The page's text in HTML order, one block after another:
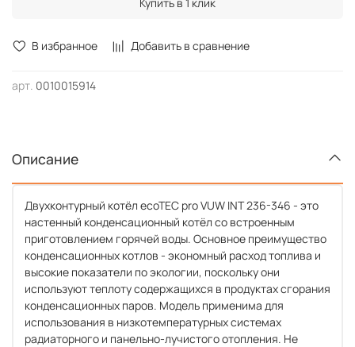
В избранное Добавить в сравнение
арт. 0010015914
Описание
Двухконтурный котёл ecoTEC pro VUW INT 236-346 - это
настенный конденсационный котёл со встроенным
приготовлением горячей воды. Основное преимущество
конденсационных котлов - экономный расход топлива и
высокие показатели по экологии, поскольку они
используют теплоту содержащихся в продуктах сгорания
конденсационных паров. Модель применима для
использования в низкотемпературных системах
радиаторного и панельно-лучистого отопления. Не